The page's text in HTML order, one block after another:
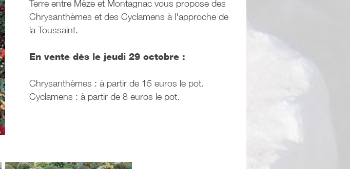
Terre entre Mèze et Montagnac vous propose des
Chrysanthèmes et des Cyclamens à l'approche de
la Toussaint.
En vente dès le jeudi 29 octobre :
Chrysanthèmes : à partir de 15 euros le pot.
Cyclamens : à partir de 8 euros le pot.